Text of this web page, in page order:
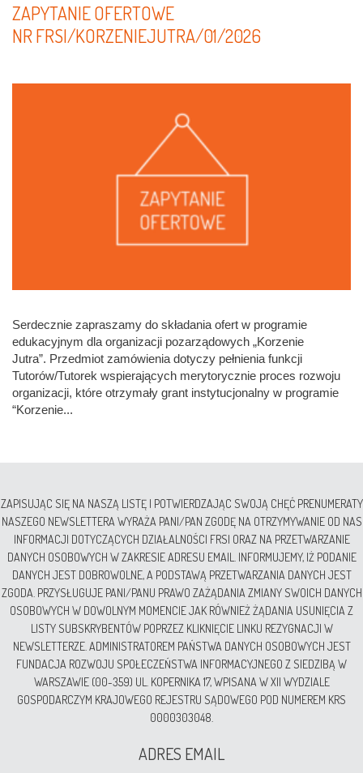
ZAPYTANIE OFERTOWE
NR FRSI/KORZENIEJUTRA/01/2026
Serdecznie zapraszamy do składania ofert w programie
edukacyjnym dla organizacji pozarządowych „Korzenie
Jutra”. Przedmiot zamówienia dotyczy pełnienia funkcji
Tutorów/Tutorek wspierających merytorycznie proces rozwoju
organizacji, które otrzymały grant instytucjonalny w programie
“Korzenie...
ZAPISUJĄC SIĘ NA NASZĄ LISTĘ I POTWIERDZAJĄC SWOJĄ CHĘĆ PRENUMERATY
NASZEGO NEWSLETTERA WYRAŻA PANI/PAN ZGODĘ NA OTRZYMYWANIE OD NAS
INFORMACJI DOTYCZĄCYCH DZIAŁALNOŚCI FRSI ORAZ NA PRZETWARZANIE
DANYCH OSOBOWYCH W ZAKRESIE ADRESU EMAIL. INFORMUJEMY, IŻ PODANIE
DANYCH JEST DOBROWOLNE, A PODSTAWĄ PRZETWARZANIA DANYCH JEST
ZGODA. PRZYSŁUGUJE PANI/PANU PRAWO ZAŻĄDANIA ZMIANY SWOICH DANYCH
OSOBOWYCH W DOWOLNYM MOMENCIE JAK RÓWNIEŻ ŻĄDANIA USUNIĘCIA Z
LISTY SUBSKRYBENTÓW POPRZEZ KLIKNIĘCIE LINKU REZYGNACJI W
NEWSLETTERZE. ADMINISTRATOREM PAŃSTWA DANYCH OSOBOWYCH JEST
FUNDACJA ROZWOJU SPOŁECZEŃSTWA INFORMACYJNEGO Z SIEDZIBĄ W
WARSZAWIE (00-359) UL. KOPERNIKA 17, WPISANA W XII WYDZIALE
GOSPODARCZYM KRAJOWEGO REJESTRU SĄDOWEGO POD NUMEREM KRS
0000303048.
ADRES EMAIL